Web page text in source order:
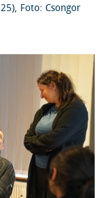
Foto: Csongor